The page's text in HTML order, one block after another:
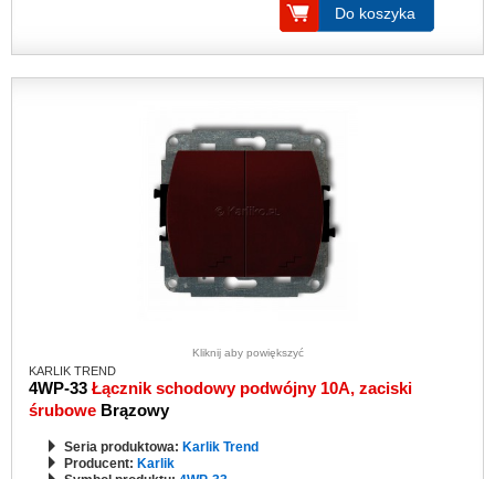
Do koszyka
Kliknij aby powiększyć
KARLIK TREND
4WP-33 Łącznik schodowy podwójny 10A, zaciski
śrubowe Brązowy
Seria produktowa: Karlik Trend
Producent: Karlik